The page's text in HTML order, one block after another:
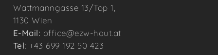
Wattmanngasse 13/Top 1,
1130 Wien
E-Mail: office@ezw-haut.at
Tel: +43 699 192 50 423